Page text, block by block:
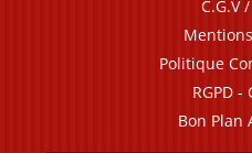
C.G.V
Politique
RGPD -
Bon Plan